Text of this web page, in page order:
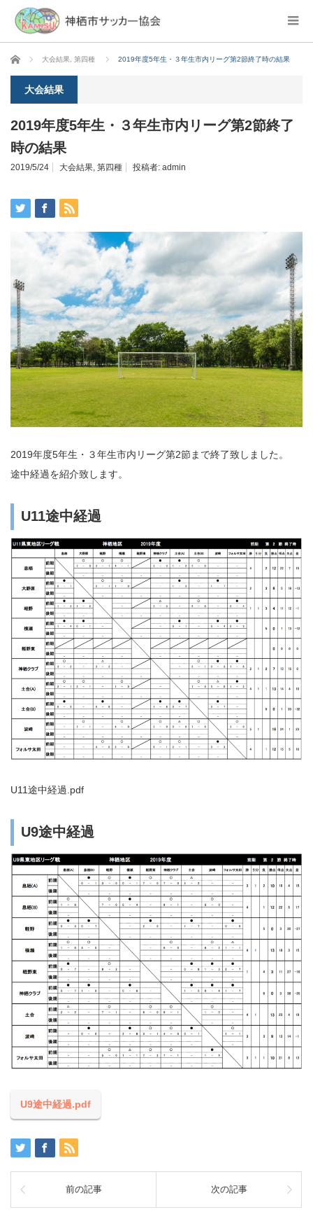
ホーム 大会結果 第四種 2019年度5年生・３年生市内リーグ第2節終了時の結果
大会結果
2019年度5年生・３年生市内リーグ第2節終了
時の結果
2019/5/24 大会結果, 第四種 投稿者: admin
2019年度5年生・３年生市内リーグ第2節まで終了致しました。
途中経過を紹介致します。
U11途中経過
U11途中経過.pdf
U9途中経過
U9途中経過.pdf
前の記事 次の記事